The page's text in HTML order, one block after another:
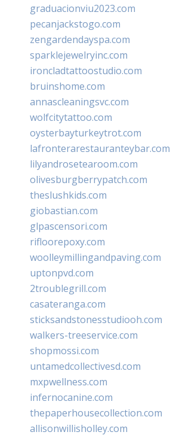
graduacionviu2023.com
pecanjackstogo.com
zengardendayspa.com
sparklejewelryinc.com
ironcladtattoostudio.com
bruinshome.com
annascleaningsvc.com
wolfcitytattoo.com
oysterbayturkeytrot.com
lafronterarestauranteybar.com
lilyandrosetearoom.com
olivesburgberrypatch.com
theslushkids.com
giobastian.com
glpascensori.com
rifloorepoxy.com
woolleymillingandpaving.com
uptonpvd.com
2troublegrill.com
casateranga.com
sticksandstonesstudiooh.com
walkers-treeservice.com
shopmossi.com
untamedcollectivesd.com
mxpwellness.com
infernocanine.com
thepaperhousecollection.com
allisonwillisholley.com